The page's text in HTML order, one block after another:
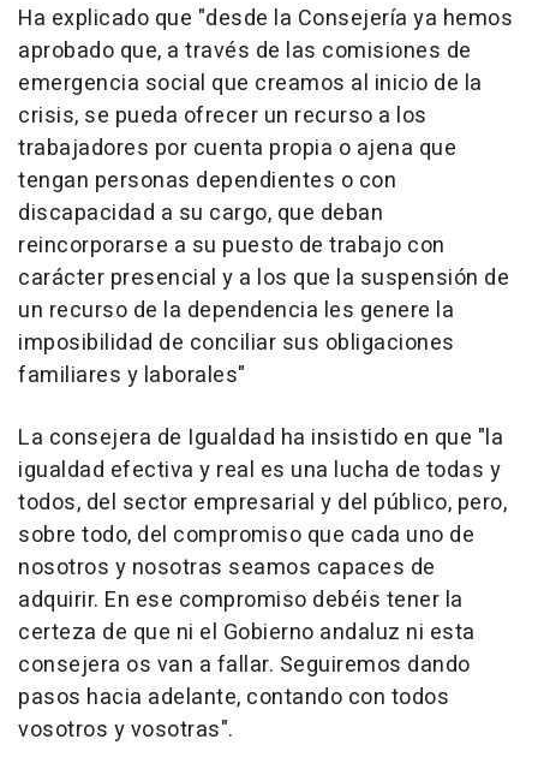
Ha explicado que "desde la Consejería ya hemos
aprobado que, a través de las comisiones de
emergencia social que creamos al inicio de la
crisis, se pueda ofrecer un recurso a los
trabajadores por cuenta propia o ajena que
tengan personas dependientes o con
discapacidad a su cargo, que deban
reincorporarse a su puesto de trabajo con
carácter presencial y a los que la suspensión de
un recurso de la dependencia les genere la
imposibilidad de conciliar sus obligaciones
familiares y laborales"
La consejera de Igualdad ha insistido en que "la
igualdad efectiva y real es una lucha de todas y
todos, del sector empresarial y del público, pero,
sobre todo, del compromiso que cada uno de
nosotros y nosotras seamos capaces de
adquirir. En ese compromiso debéis tener la
certeza de que ni el Gobierno andaluz ni esta
consejera os van a fallar. Seguiremos dando
pasos hacia adelante, contando con todos
vosotros y vosotras".